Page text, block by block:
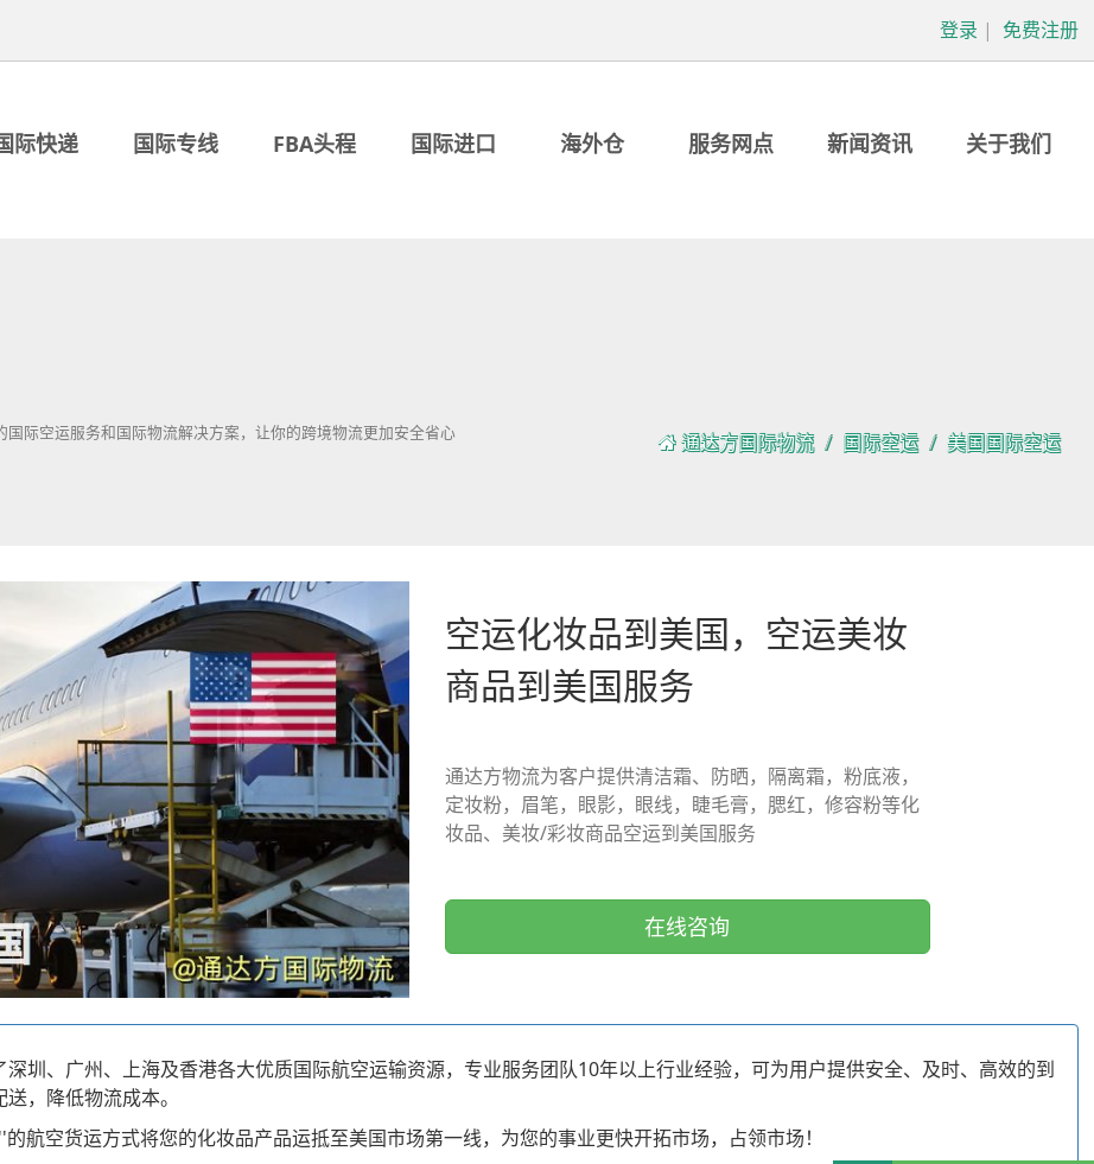
登录 | 免费注册
际快递 国际专线 FBA头程 国际进口 海外仓 服务网点 新闻资讯 关于我们
际空运服务和国际物流解决方案，让你的跨境物流更加安全省心 通达方国际物流 国际空运 美国国际空运
空运化妆品到美国，空运美妆
商品到美国服务
通达方物流为客户提供清洁霜、防晒，隔离霜，粉底液，
定妆粉，眉笔，眼影，眼线，睫毛膏，腮红，修容粉等化
妆品、美妆/彩妆商品空运到美国服务
在线咨询
圳、广州、上海及香港各大优质国际航空运输资源，专业服务团队10年以上行业经验，可为用户提供安全、及时、高效的到
，降低物流成本。
航空货运方式将您的化妆品产品运抵至美国市场第一线，为您的事业更快开拓市场，占领市场！